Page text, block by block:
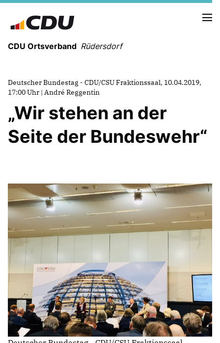
CDU Ortsverband Rüdersdorf
Deutscher Bundestag - CDU/CSU Fraktionssaal, 10.04.2019,
17:00 Uhr | André Reggentin
Wir stehen an der
Seite der Bundeswehr“